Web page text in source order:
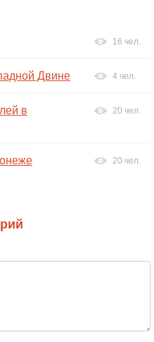
16 чел.
Двине 4 чел.
в
20 чел.
20 чел.